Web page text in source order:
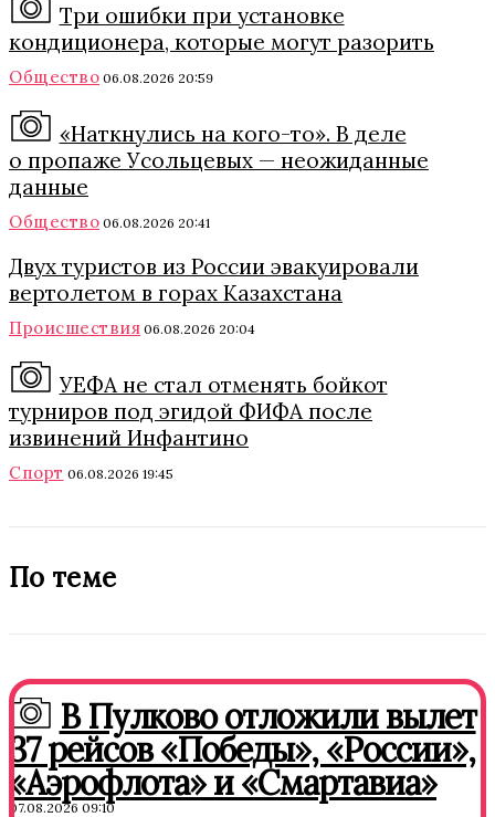
Три ошибки при установке
кондиционера, которые могут разорить
Общество 06.08.2026 20:59
«Наткнулись на кого-то». В деле
о пропаже Усольцевых — неожиданные
данные
Общество 06.08.2026 20:41
Двух туристов из России эвакуировали
вертолетом в горах Казахстана
Происшествия 06.08.2026 20:04
УЕФА не стал отменять бойкот
турниров под эгидой ФИФА после
извинений Инфантино
Спорт 06.08.2026 19:45
По теме
В Пулково отложили вылет
37 рейсов «Победы», «России»,
«Аэрофлота» и «Смартавиа»
07.08.2026 09:10